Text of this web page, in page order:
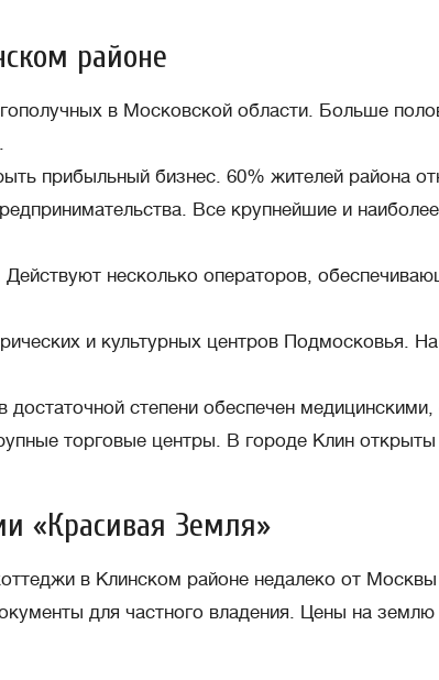
районе
в Московской области. Больше
прибыльный бизнес. 60% жителей района
Все крупнейшие и
несколько операторов,
и культурных центров Подмосковья.
степени обеспечен
торговые центры. В городе Клин открыты
«Красивая Земля»
в Клинском районе недалеко от
для частного владения. Цены на землю